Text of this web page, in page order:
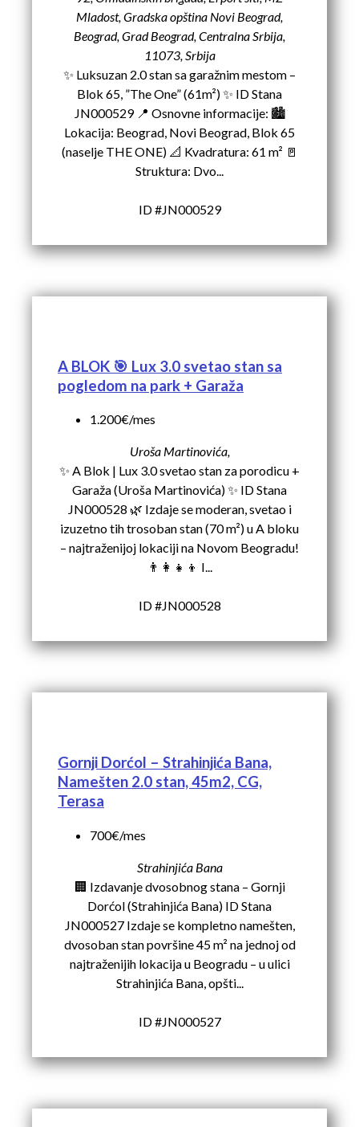
Mladost, Gradska opština Novi Beograd,
Beograd, Grad Beograd, Centralna Srbija,
11073, Srbija
✨ Luksuzan 2.0 stan sa garažnim mestom –
Blok 65, ”The One” (61m²) ✨ ID Stana
JN000529 📍 Osnovne informacije: 🏙️
Lokacija: Beograd, Novi Beograd, Blok 65
(naselje THE ONE) 📐 Kvadratura: 61 m² 🚪
Struktura: Dvo...
ID #JN000529
A BLOK 🎯 Lux 3.0 svetao stan sa
pogledom na park + Garaža
1.200€/mes
Uroša Martinovića,
✨ A Blok | Lux 3.0 svetao stan za porodicu +
Garaža (Uroša Martinovića) ✨ ID Stana
JN000528 🌿 Izdaje se moderan, svetao i
izuzetno tih trosoban stan (70 m²) u A bloku
– najtraženijoj lokaciji na Novom Beogradu!
👨‍👩‍👧‍👦 I...
ID #JN000528
Gornji Dorćol – Strahinjića Bana,
Namešten 2.0 stan, 45m2, CG,
Terasa
700€/mes
Strahinjića Bana
🏢 Izdavanje dvosobnog stana – Gornji
Dorćol (Strahinjića Bana) ID Stana
JN000527 Izdaje se kompletno namešten,
dvosoban stan površine 45 m² na jednoj od
najtraženijih lokacija u Beogradu – u ulici
Strahinjića Bana, opšti...
ID #JN000527